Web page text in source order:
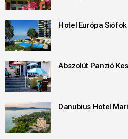
Hotel Európa Siófok
Abszolút Panzió
Danubius Hotel